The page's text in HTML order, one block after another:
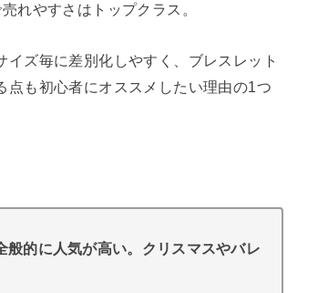
れやすさはトップクラス。
ズ毎に差別化しやすく、ブレスレット
も初心者にオススメしたい理由の1つ
的に人気が高い。クリスマスやバレ